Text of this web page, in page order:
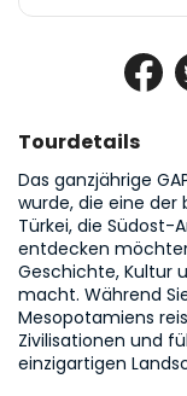
Tourdetails
Das ganzjährige
wurde, die eine
Türkei, die Südost-
entdecken
Geschichte, Kultur
macht. Während
Mesopotamiens
Zivilisationen und
einzigartigen